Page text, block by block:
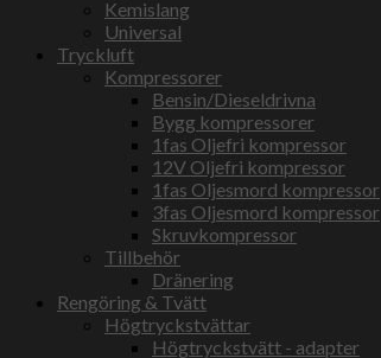
Kemislang
Universal
Tryckluft
Kompressorer
Bensin/Dieseldrivna
Bygg kompressorer
1fas Oljefri kompressor
12V Oljefri kompressor
1fas Oljesmord kompressor
3fas Oljesmord kompressor
Skruvkompressor
Tillbehör
Dränering
Rengöring & Tvätt
Högtryckstvättar
Högtryckstvätt - adapter